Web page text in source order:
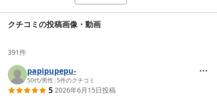
クチコミの投稿画像・動画
391件
papipupepu-
50代/男性 | 5件のクチコミ
5 2026年6月15日投稿